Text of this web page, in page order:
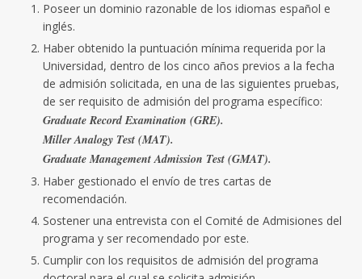
Poseer un dominio razonable de los idiomas español e
inglés.
Haber obtenido la puntuación mínima requerida por la
Universidad, dentro de los cinco años previos a la fecha
de admisión solicitada, en una de las siguientes pruebas,
de ser requisito de admisión del programa específico:
Graduate Record Examination (GRE).
Miller Analogy Test (MAT).
Graduate Management Admission Test (GMAT).
Haber gestionado el envío de tres cartas de
recomendación.
Sostener una entrevista con el Comité de Admisiones del
programa y ser recomendado por este.
Cumplir con los requisitos de admisión del programa